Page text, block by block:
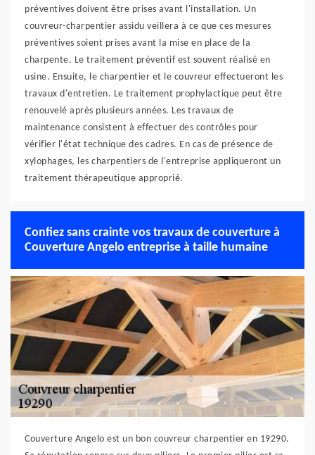
préventives doivent être prises avant l'installation. Un
couvreur-charpentier assidu veillera à ce que ces mesures
préventives soient prises avant la mise en place de la
charpente. Le traitement préventif est souvent réalisé en
usine. Ensuite, le charpentier et le couvreur effectueront les
travaux d'entretien. Le traitement prophylactique peut être
renouvelé après plusieurs années. Les travaux de
maintenance consistent à effectuer des contrôles pour
vérifier l'état technique des cadres. En cas de présence de
xylophages, les charpentiers de l'entreprise appliqueront un
traitement thérapeutique approprié.
Confiez sans crainte vos travaux de couverture à
Couverture Angelo entreprise à taille humaine
Couverture Angelo est un bon couvreur charpentier en 19290.